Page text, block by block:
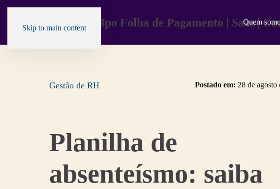
Skip to main content
Quem
Gestão de RH Postado em: 28 de agosto
Planilha de
absenteísmo: saiba